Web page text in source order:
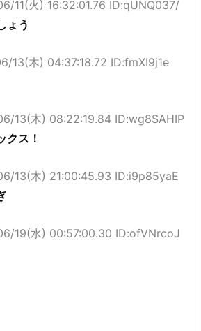
11(火) 16:32:01.76 ID:qUNQ037/
ょう
13(木) 04:37:18.72 ID:fmXI9j1e
13(木) 08:22:19.84 ID:wg8SAHIP
クス！
13(木) 21:00:45.93 ID:i9p85yaE
19(水) 00:57:00.30 ID:ofVNrcoJ